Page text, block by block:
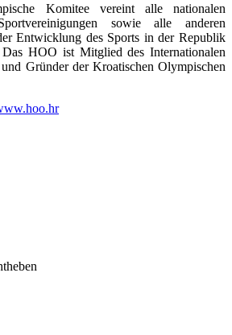
Komitee vereint alle nationalen
sowie alle anderen
Entwicklung des Sports in der Republik
HOO ist Mitglied des Internationalen
Gründer der Kroatischen Olympischen